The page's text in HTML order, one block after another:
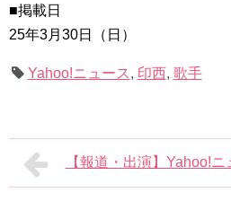
■掲載日
25年3月30日（日）
Yahoo!ニュース , 印西, 歌手
【報道・出演】Yahoo!